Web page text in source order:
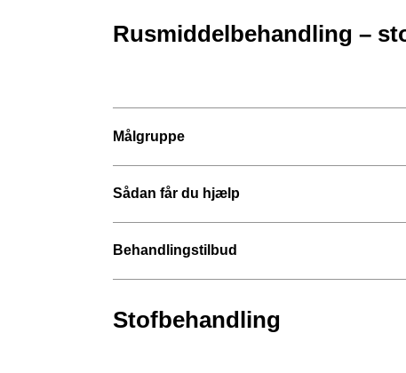
Rusmiddelbehandling –
Målgruppe
Sådan får du hjælp
Behandlingstilbud
Stofbehandling